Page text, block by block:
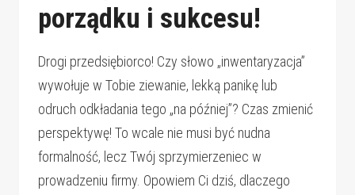
porządku i sukcesu!
Drogi przedsiębiorco! Czy słowo „inwentaryzacja”
wywołuje w Tobie ziewanie, lekką panikę lub
odruch odkładania tego „na później”? Czas zmienić
perspektywę! To wcale nie musi być nudna
formalność, lecz Twój sprzymierzeniec w
prowadzeniu firmy. Opowiem Ci dziś, dlaczego